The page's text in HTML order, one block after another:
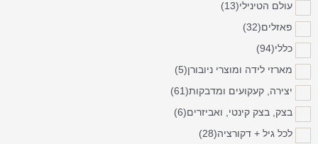
עולם הטינילי(13)
פאזלים(32)
כללי(94)
מארזי לידה ומוצרי ניובורן(5)
יצירה, קעקועים ומדבקות(61)
בצק, בצק קינטי, ואביזרים(6)
לכל גיל + דקורציה(28)